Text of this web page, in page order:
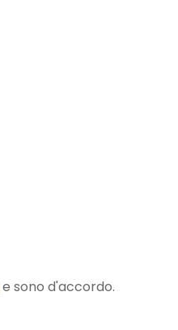
e sono d'accordo.